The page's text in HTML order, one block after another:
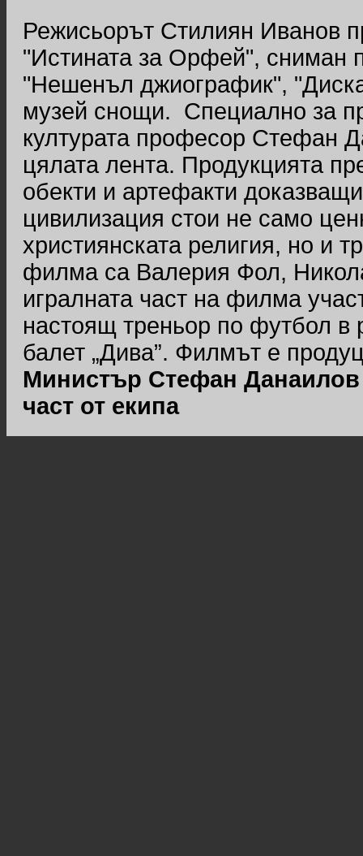
Режисьорът Стилиян Иванов
"Истината за Орфей", сниман
"Нешенъл джиографик",
музей снощи. Специално за
културата професор Стефан
цялата лента. Продукцията
обекти и артефакти
цивилизация стои не само
християнската религия, но и
филма са Валерия Фол,
игралната част на филма
настоящ треньор по футбол
балет „Дива”. Филмът е
Министър Стефан
част от екипа